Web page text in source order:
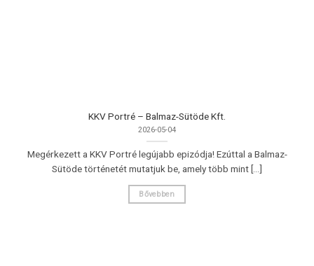
KKV Portré – Balmaz-Sütöde Kft.
2026-05-04
Megérkezett a KKV Portré legújabb epizódja! Ezúttal a Balmaz-
Sütöde történetét mutatjuk be, amely több mint [...]
Bővebben